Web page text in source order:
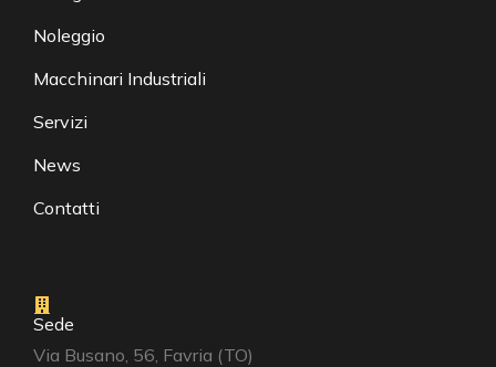
Noleggio
Macchinari Industriali
Servizi
News
Contatti
Sede
Via Busano, 56, Favria (TO)